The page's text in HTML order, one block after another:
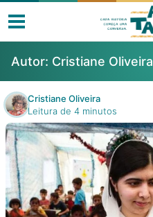
Livros
Resenhas
Clube de Leitores
Autor: Cristiane Oliveira
Cristiane Oliveira
Leitura de 4 minutos